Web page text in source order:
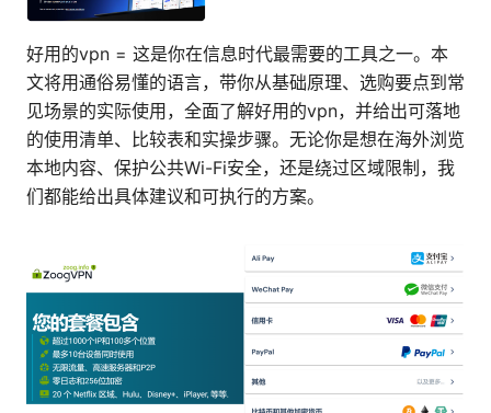
好用的vpn = 这是你在信息时代最需要的工具之一。本
文将用通俗易懂的语言，带你从基础原理、选购要点到常
见场景的实际使用，全面了解好用的vpn，并给出可落地
的使用清单、比较表和实操步骤。无论你是想在海外浏览
本地内容、保护公共Wi-Fi安全，还是绕过区域限制，我
们都能给出具体建议和可执行的方案。